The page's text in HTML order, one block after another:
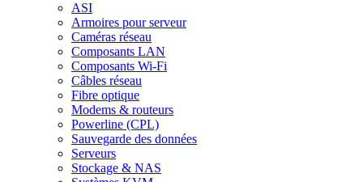
ASI
Armoires pour serveur
Caméras réseau
Composants LAN
Composants Wi-Fi
Câbles réseau
Fibre optique
Modems & routeurs
Powerline (CPL)
Sauvegarde des données
Serveurs
Stockage & NAS